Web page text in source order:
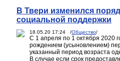
В Твери изменился
социальной поддержки
18.05.20 17:24 /Общество/
С 1 апреля по 1 октября 2020
рождением (усыновлением)
указанный период возраста
В случае если срок